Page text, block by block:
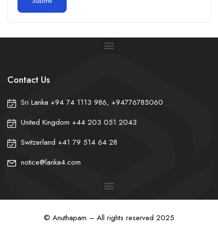
Contact Us
Sri Lanka +94 74 1113 986, +94776785060
United Kingdom +44 203 051 2043
Switzerland +41 79 514 64 28
notice@lanka4.com
© Anuthapam – All rights reserved 2025
❀
✽